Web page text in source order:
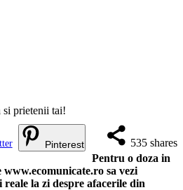
prietenii tai!
535 shares
Pinterest
Pentru o doza in
sa vezi
la zi despre afacerile din